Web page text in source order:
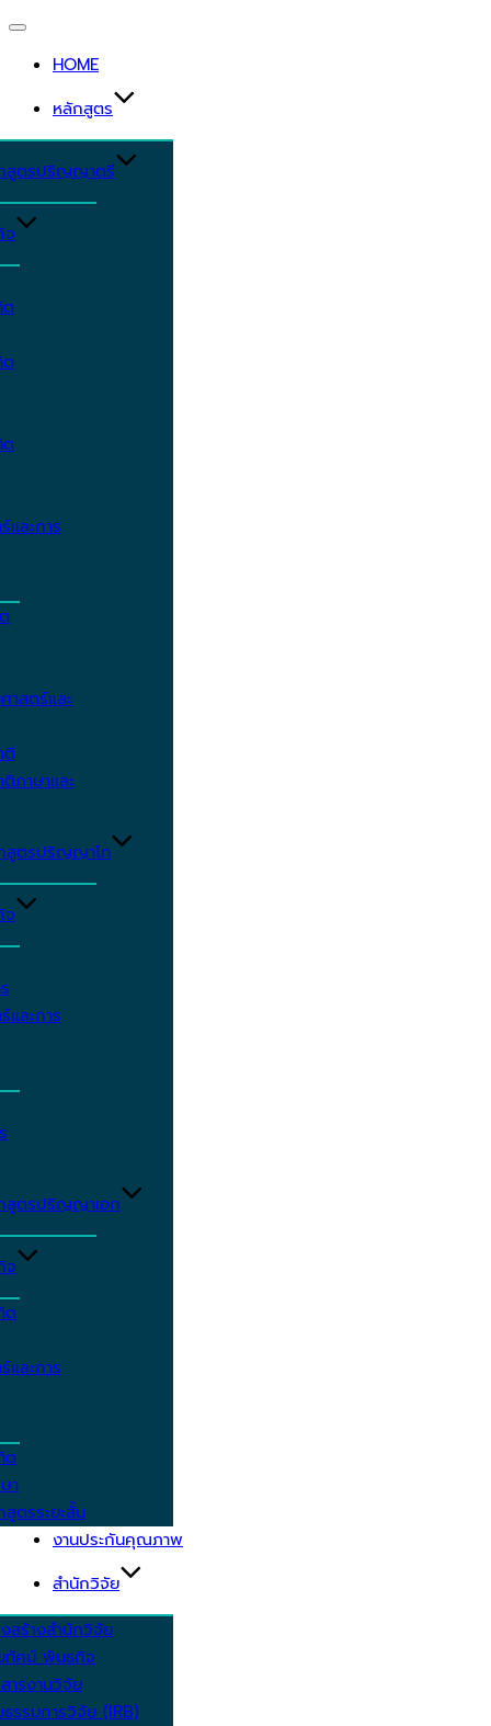
Toggle
navigation
HOME
หลักสูตร
สูตรปริญญาตรี
จ
ต
ต
ต
ละการ
สตร์และ
ติ
ภาษาและ
สูตรปริญญาโท
จ
ละการ
สูตรปริญญาเอก
จ
ต
ละการ
ต
า
ตรระยะสั้น
งานประกันคุณภาพ
สำนักวิจัย
สร้างสำนักวิจัย
ทัศน์ พันธกิจ
ารงานวิจัย
รรมการวิจัย (IRB)